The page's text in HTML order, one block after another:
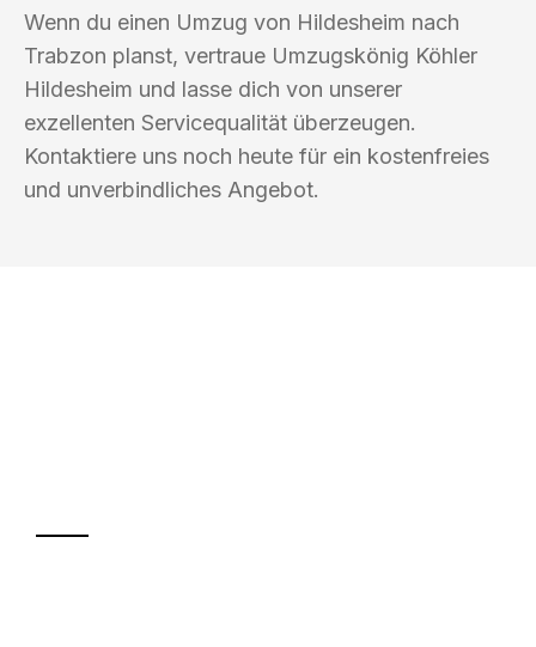
Wenn du einen Umzug von Hildesheim nach
Trabzon planst, vertraue Umzugskönig Köhler
Hildesheim und lasse dich von unserer
exzellenten Servicequalität überzeugen.
Kontaktiere uns noch heute für ein kostenfreies
und unverbindliches Angebot.